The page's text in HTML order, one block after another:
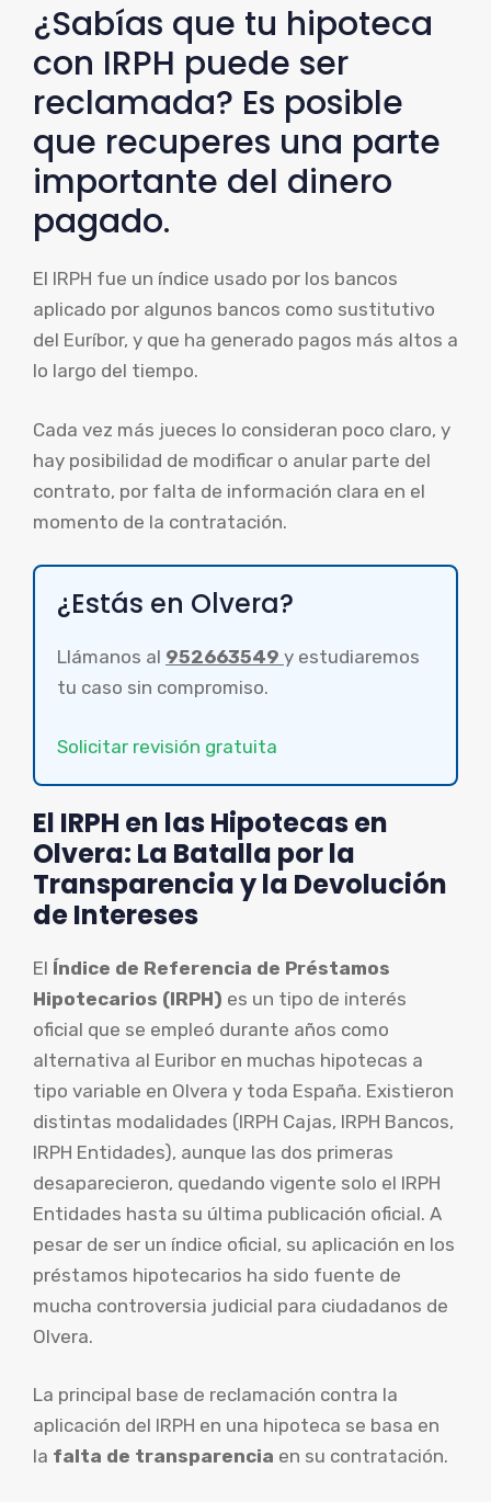
¿Sabías que tu hipoteca
con IRPH puede ser
reclamada? Es posible
que recuperes una parte
importante del dinero
pagado.
El IRPH fue un índice usado por los bancos
aplicado por algunos bancos como sustitutivo
del Euríbor, y que ha generado pagos más altos a
lo largo del tiempo.
Cada vez más jueces lo consideran poco claro, y
hay posibilidad de modificar o anular parte del
contrato, por falta de información clara en el
momento de la contratación.
¿Estás en Olvera?
Llámanos al 952663549 y estudiaremos
tu caso sin compromiso.
Solicitar revisión gratuita
El IRPH en las Hipotecas en
Olvera: La Batalla por la
Transparencia y la Devolución
de Intereses
El Índice de Referencia de Préstamos
Hipotecarios (IRPH) es un tipo de interés
oficial que se empleó durante años como
alternativa al Euribor en muchas hipotecas a
tipo variable en Olvera y toda España. Existieron
distintas modalidades (IRPH Cajas, IRPH Bancos,
IRPH Entidades), aunque las dos primeras
desaparecieron, quedando vigente solo el IRPH
Entidades hasta su última publicación oficial. A
pesar de ser un índice oficial, su aplicación en los
préstamos hipotecarios ha sido fuente de
mucha controversia judicial para ciudadanos de
Olvera.
La principal base de reclamación contra la
aplicación del IRPH en una hipoteca se basa en
la falta de transparencia en su contratación.